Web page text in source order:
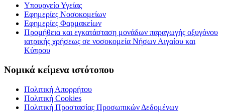
Υπουργείο Υγείας
Εφημερίες Νοσοκομείων
Εφημερίες Φαρμακείων
Προμήθεια και εγκατάσταση μονάδων παραγωγής οξυγόνου
ιατρικής χρήσεως σε νοσοκομεία Νήσων Αιγαίου και
Κύπρου
Νομικά κείμενα ιστότοπου
Πολιτική Απορρήτου
Πολιτική Cookies
Πολιτική Προστασίας Προσωπικών Δεδομένων